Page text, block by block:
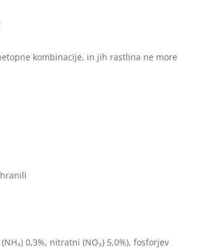
kombinacije, in jih rastlina ne more
0,3%, nitratni (NO₃) 5,0%), fosforjev